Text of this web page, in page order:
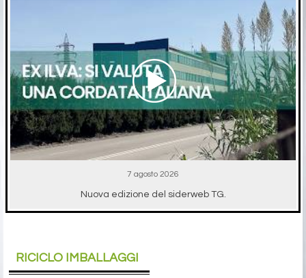
7 agosto 2026
Nuova edizione del siderweb TG.
RICICLO IMBALLAGGI